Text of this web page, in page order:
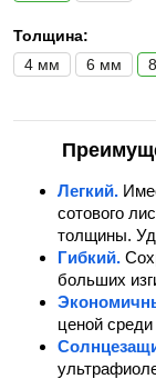
Толщина:
4 мм
6 мм
Легкий.
сотового
толщины.
Гибкий.
больших
ценой среди